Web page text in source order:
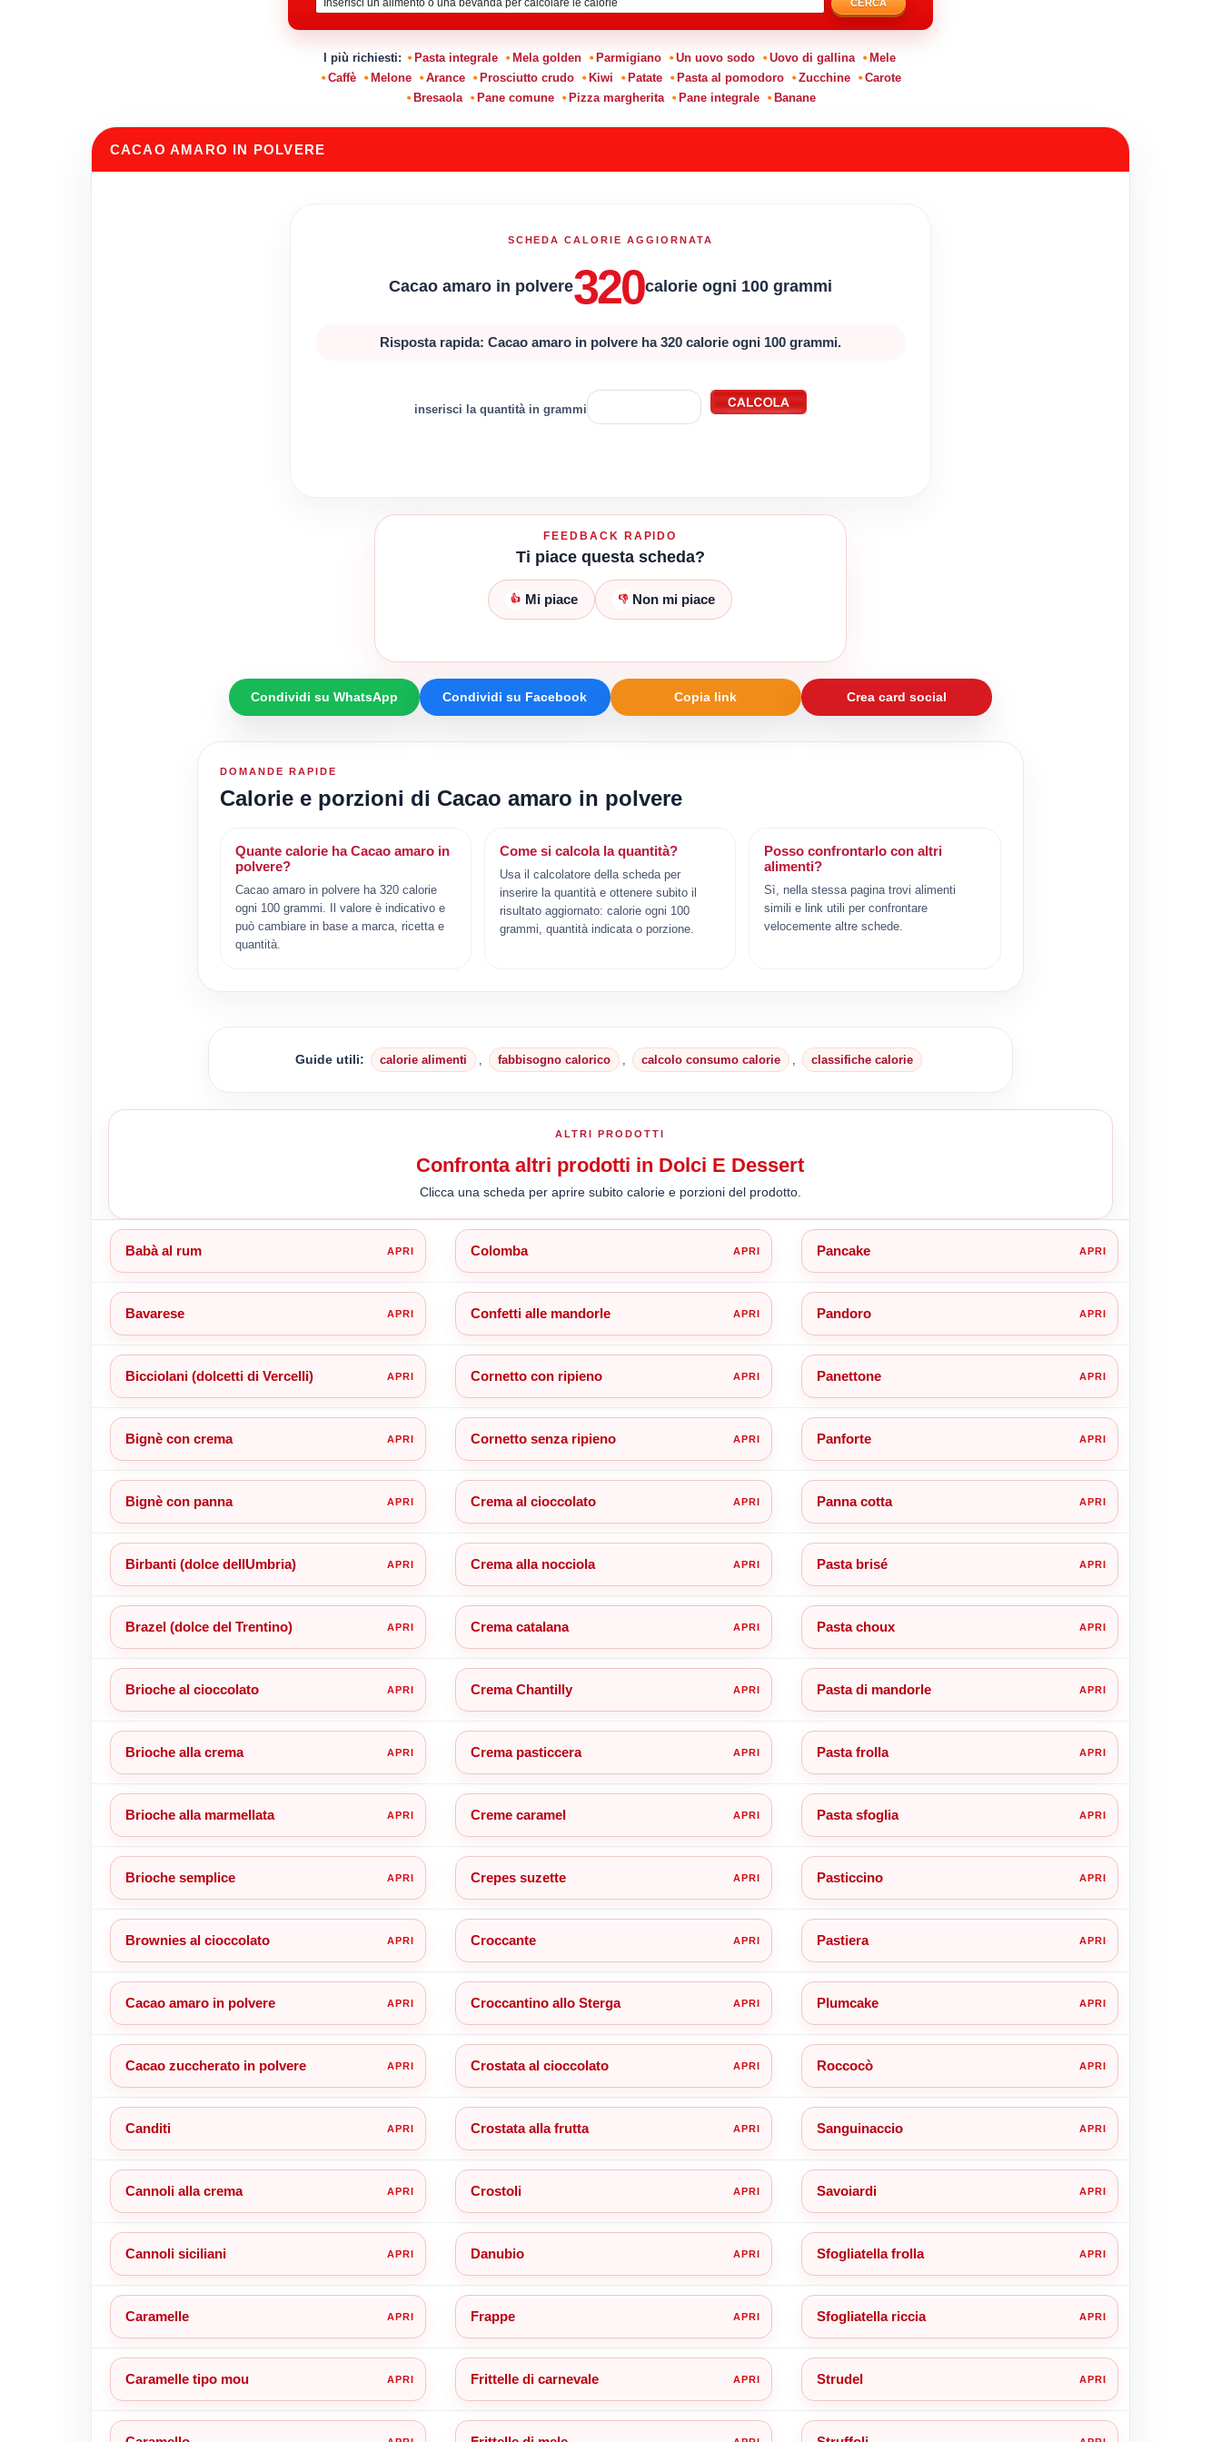
CERCA
I più richiesti: Pasta integrale Mela golden Parmigiano Un uovo sodo Uovo di gallina
Mele
Caffè
Melone Arance Prosciutto crudo Kiwi Patate Pasta al pomodoro Zucchine
Carote
Bresaola
Pane comune Pizza margherita Pane integrale Banane
CACAO AMARO IN POLVERE
SCHEDA CALORIE AGGIORNATA
Cacao amaro in polvere320calorie ogni 100 grammi
Risposta rapida: Cacao amaro in polvere ha 320 calorie ogni 100 grammi.
inserisci la quantità in grammi
FEEDBACK RAPIDO
Ti piace questa scheda?
👍 Mi piace 👎 Non mi piace
Condividi su WhatsApp Condividi su Facebook Copia link Crea card social
DOMANDE RAPIDE
Calorie e porzioni di Cacao amaro in polvere
Quante calorie ha Cacao amaro in
polvere?
Cacao amaro in polvere ha 320 calorie
ogni 100 grammi. Il valore è indicativo e
può cambiare in base a marca, ricetta e
quantità.
Come si calcola la quantità?
Usa il calcolatore della scheda per
inserire la quantità e ottenere subito il
risultato aggiornato: calorie ogni 100
grammi, quantità indicata o porzione.
Posso confrontarlo con altri
alimenti?
Sì, nella stessa pagina trovi alimenti
simili e link utili per confrontare
velocemente altre schede.
Guide utili: calorie alimenti fabbisogno calorico calcolo consumo calorie classifiche calorie
ALTRI PRODOTTI
Confronta altri prodotti in Dolci E Dessert
Clicca una scheda per aprire subito calorie e porzioni del prodotto.
Babà al rum Colomba Pancake
Bavarese Confetti alle mandorle Pandoro
Bicciolani (dolcetti di Vercelli) Cornetto con ripieno Panettone
Bignè con crema Cornetto senza ripieno Panforte
Bignè con panna Crema al cioccolato Panna cotta
Birbanti (dolce dellUmbria) Crema alla nocciola Pasta brisé
Brazel (dolce del Trentino) Crema catalana Pasta choux
Brioche al cioccolato Crema Chantilly Pasta di mandorle
Brioche alla crema Crema pasticcera Pasta frolla
Brioche alla marmellata Creme caramel Pasta sfoglia
Brioche semplice Crepes suzette Pasticcino
Brownies al cioccolato Croccante Pastiera
Cacao amaro in polvere Croccantino allo Sterga Plumcake
Cacao zuccherato in polvere Crostata al cioccolato Roccocò
Canditi Crostata alla frutta Sanguinaccio
Cannoli alla crema Crostoli Savoiardi
Cannoli siciliani Danubio Sfogliatella frolla
Caramelle Frappe Sfogliatella riccia
Caramelle tipo mou Frittelle di carnevale Strudel